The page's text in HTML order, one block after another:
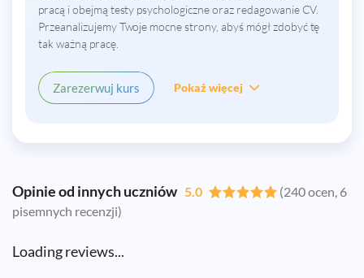
pracą i obejmą testy psychologiczne oraz redagowanie CV.
Przeanalizujemy Twoje mocne strony, abyś mógł zdobyć tę
tak ważną pracę.
Zarezerwuj kurs Pokaż więcej
Opinie od innych uczniów 5.0
(240 ocen, 6
pisemnych recenzji)
Loading reviews...